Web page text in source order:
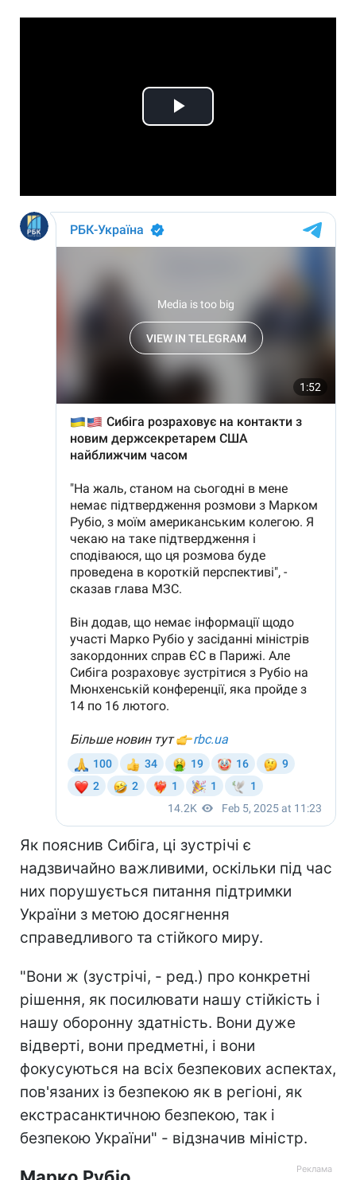
Play
Як пояснив Сибіга, ці зустрічі є
надзвичайно важливими, оскільки під час
них порушується питання підтримки
України з метою досягнення
справедливого та стійкого миру.
"Вони ж (зустрічі, - ред.) про конкретні
рішення, як посилювати нашу стійкість і
нашу оборонну здатність. Вони дуже
відверті, вони предметні, і вони
фокусуються на всіх безпекових аспектах,
пов'язаних із безпекою як в регіоні, як
екстрасанктичною безпекою, так і
безпекою України" - відзначив міністр.